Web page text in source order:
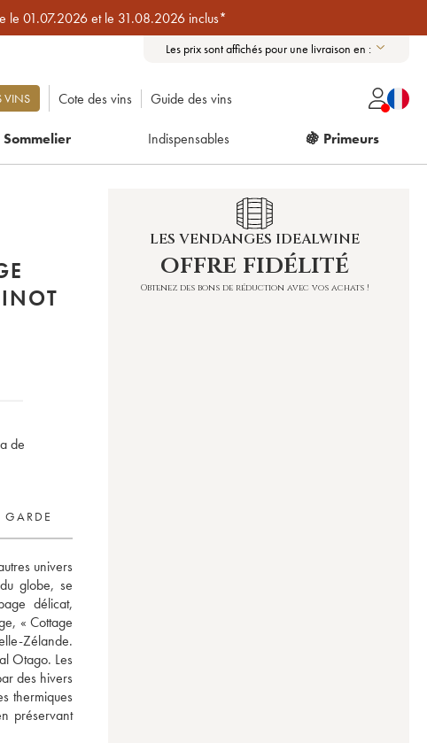
le 01.07.2026 et le 31.08.2026 inclus*
Les prix sont affichés pour une livraison en :
VINS Cote des vins Guide des vins
Indispensables 🍇 Primeurs
de
GARDE
univers
globe, se
délicat,
« Cottage
Zélande.
Otago. Les
des hivers
thermiques
préservant
LES VENDANGES IDEALWINE
offre fidélité
Obtenez des bons de réduction avec vos achats !